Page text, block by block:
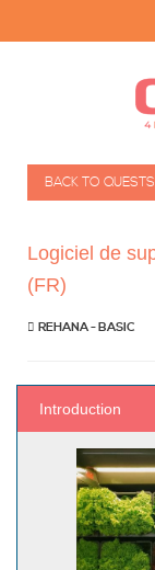
BACK TO QUESTS
Logiciel de
(FR)
REHANA - BASIC
Introduction